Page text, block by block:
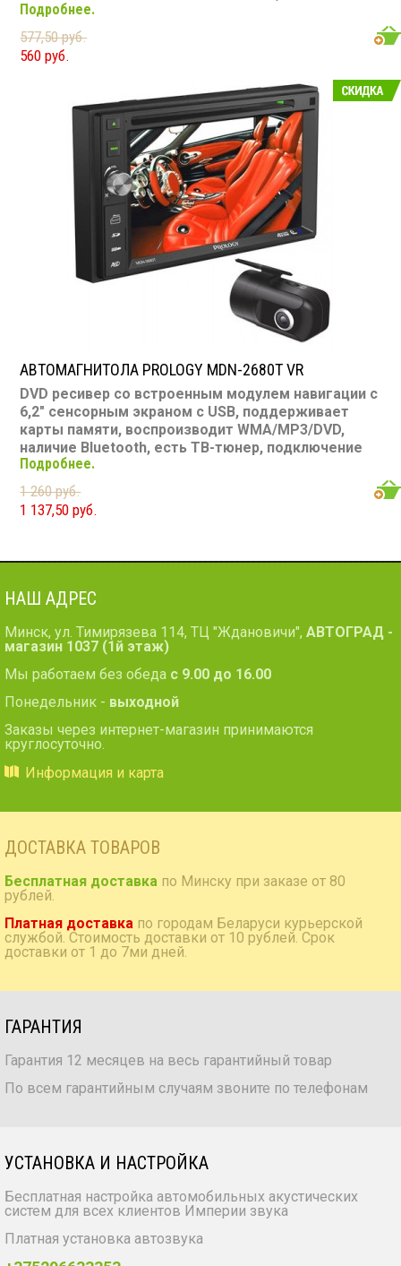
(тыловой) SD карта: нет AUX вход: нет Пульт: есть
Bluetooth: нет Съемная панель: есть RCA (линейные)
выходы: 3 пары Мощность 50 Вт х 4
Подробнее.
577,50 руб.
560 руб.
АВТОМАГНИТОЛА PROLOGY MDN-2680T VR
DVD ресивер со встроенным модулем навигации с
6,2" сенсорным экраном с USB, поддерживает
карты памяти, воспроизводит WMA/MP3/DVD,
наличие Bluetooth, есть ТВ-тюнер, подключение
камеры заднего вида (в комплект входит
видеорегистратор)
CD/MP3: есть DVD/Video: есть, 6,2" экран TV-тюнер:
есть USB: есть SD карта: есть AUX вход: есть, спереди
Подробнее.
1 260 руб.
1 137,50 руб.
НАШ АДРЕС
Минск, ул. Тимирязева 114, ТЦ "Ждановичи", АВТОГРАД -
магазин 1037 (1й этаж)
Мы работаем без обеда с 9.00 до 16.00
Понедельник - выходной
Заказы через интернет-магазин принимаются
круглосуточно.
Информация и карта
ДОСТАВКА ТОВАРОВ
Бесплатная доставка по Минску при заказе от 80
рублей.
Платная доставка по городам Беларуси курьерской
службой. Стоимость доставки от 10 рублей. Срок
доставки от 1 до 7ми дней.
ГАРАНТИЯ
Гарантия 12 месяцев на весь гарантийный товар
По всем гарантийным случаям звоните по телефонам
УСТАНОВКА И НАСТРОЙКА
Бесплатная настройка автомобильных акустических
систем для всех клиентов Империи звука
Платная установка автозвука